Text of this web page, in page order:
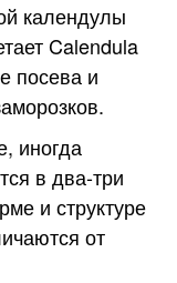
календулы
Calendula
посева и
иногда
в два-три
и структуре
от